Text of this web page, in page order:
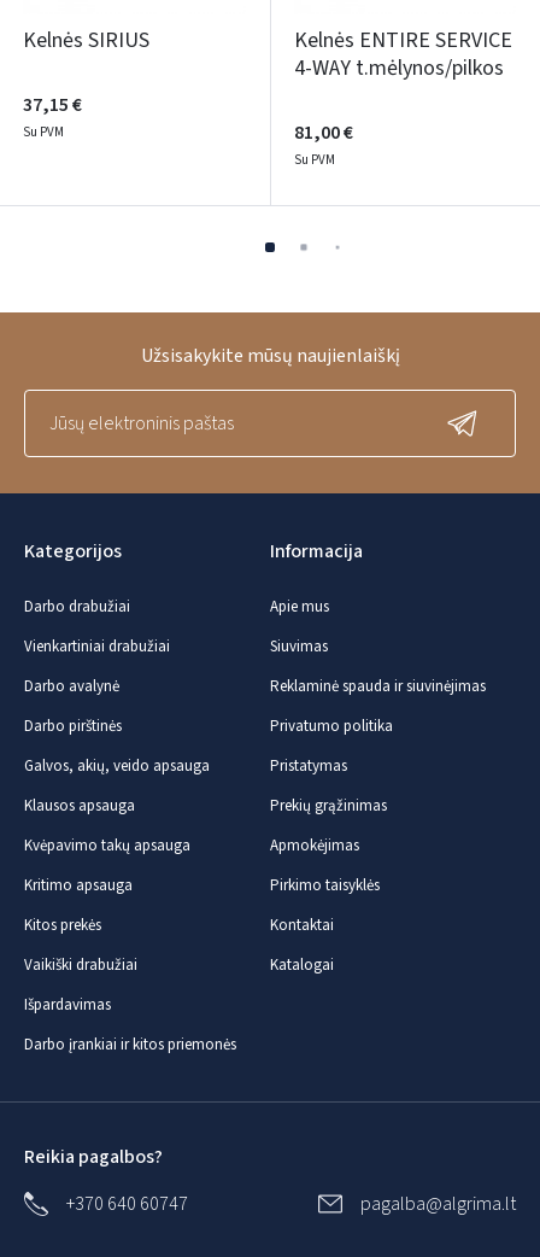
Kelnės SIRIUS
37,15 €
Su PVM
Kelnės ENTIRE SERVICE
4-WAY t.mėlynos/pilkos
81,00 €
Su PVM
Kategorijos
Darbo drabužiai
Vienkartiniai drabužiai
Darbo avalynė
Darbo pirštinės
Galvos, akių, veido apsauga
Klausos apsauga
Kvėpavimo takų apsauga
Kritimo apsauga
Kitos prekės
Vaikiški drabužiai
Išpardavimas
Darbo įrankiai ir kitos priemonės
Informacija
Apie mus
Siuvimas
Reklaminė spauda ir siuvinėjimas
Privatumo politika
Pristatymas
Prekių grąžinimas
Apmokėjimas
Pirkimo taisyklės
Kontaktai
Katalogai
Užsisakykite mūsų naujienlaiškį
Reikia pagalbos?
+370 640 60747
pagalba@algrima.lt